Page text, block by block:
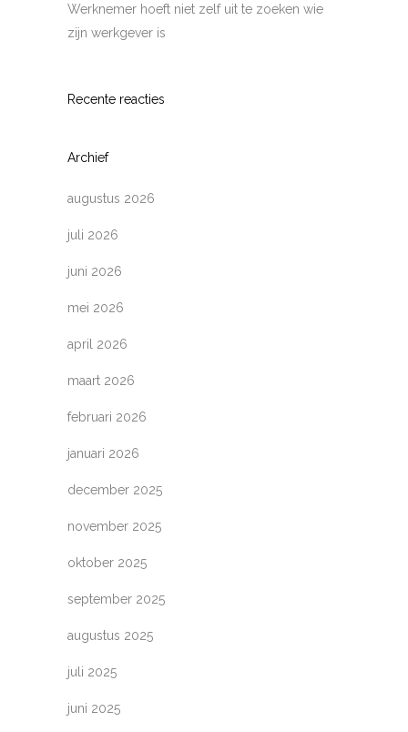
Werknemer hoeft niet zelf uit te zoeken wie
zijn werkgever is
Recente reacties
Archief
augustus 2026
juli 2026
juni 2026
mei 2026
april 2026
maart 2026
februari 2026
januari 2026
december 2025
november 2025
oktober 2025
september 2025
augustus 2025
juli 2025
juni 2025